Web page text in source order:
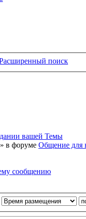
поиск
вашей Темы
в форуме Общение для
сообщению